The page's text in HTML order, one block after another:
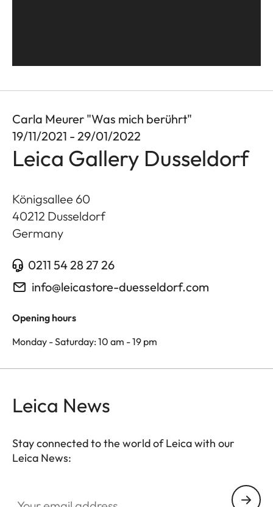
Carla Meurer "Was mich berührt"
19/11/2021 - 29/01/2022
Leica Gallery Dusseldorf
Königsallee 60
40212 Dusseldorf
Germany
0211 54 28 27 26
info@leicastore-duesseldorf.com
Opening hours
Monday - Saturday: 10 am - 19 pm
Leica News
Stay connected to the world of Leica with our
Leica News: